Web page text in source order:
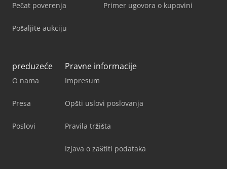
Pečat poverenja
Pošaljite aukciju
Primer ugovora o kupovini
preduzeće
O nama
Presa
Poslovi
Pravne informacije
Impresum
Opšti uslovi poslovanja
Pravila tržišta
Izjava o zaštiti podataka